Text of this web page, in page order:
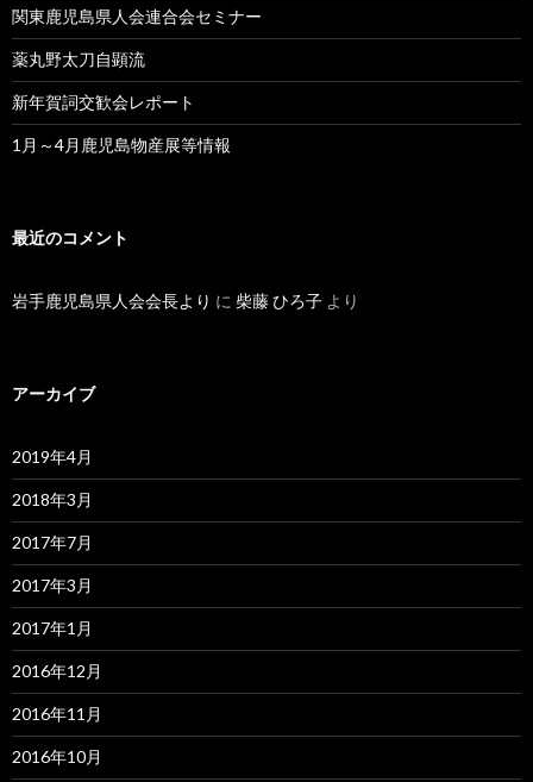
関東鹿児島県人会連合会セミナー
薬丸野太刀自顕流
新年賀詞交歓会レポート
1月～4月鹿児島物産展等情報
最近のコメント
岩手鹿児島県人会会長より に 柴藤 ひろ子 より
アーカイブ
2019年4月
2018年3月
2017年7月
2017年3月
2017年1月
2016年12月
2016年11月
2016年10月